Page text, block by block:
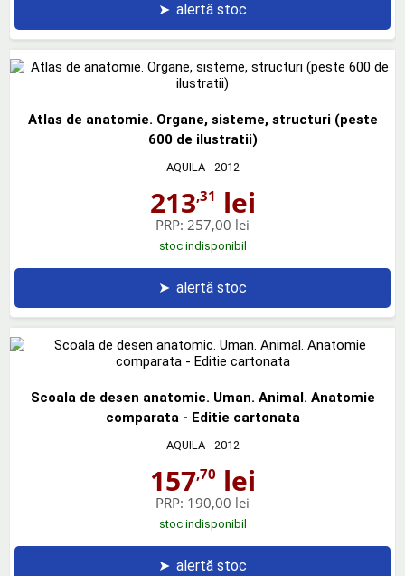
➤ alertă stoc
Atlas de anatomie. Organe, sisteme, structuri (peste
600 de ilustratii)
AQUILA- 2012
213,31 lei
PRP: 257,00 lei
stoc indisponibil
➤ alertă stoc
Scoala de desen anatomic. Uman. Animal. Anatomie
comparata - Editie cartonata
AQUILA- 2012
157,70 lei
PRP: 190,00 lei
stoc indisponibil
➤ alertă stoc